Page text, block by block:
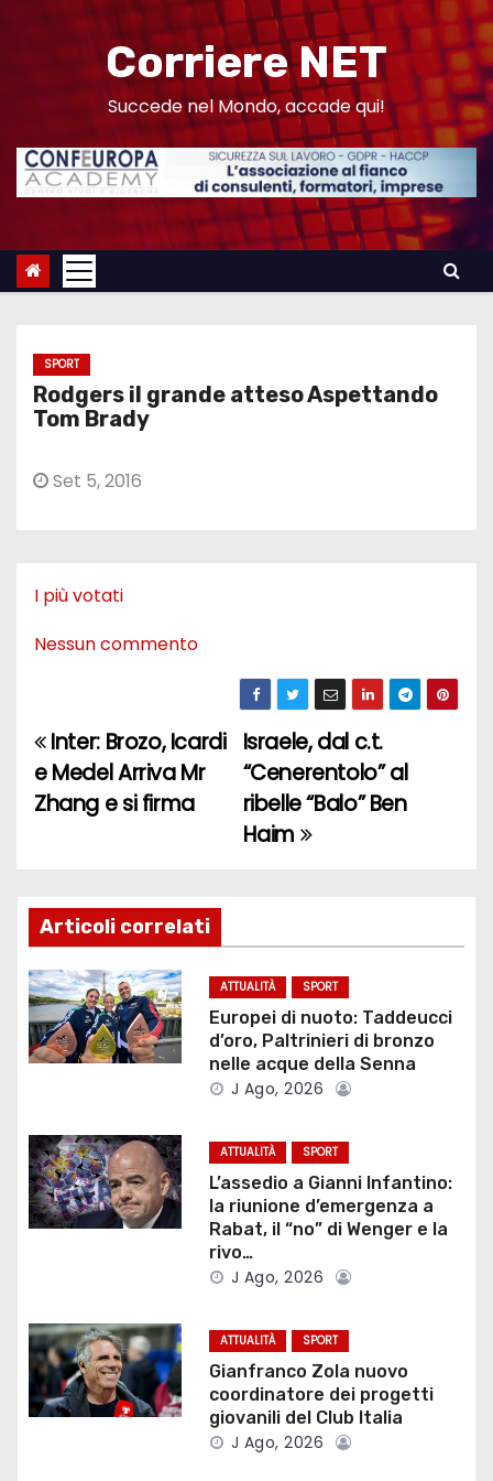
n
Corriere NET
Succede nel Mondo, accade qui!
SPORT
Rodgers il grande atteso Aspettando
Tom Brady
Set 5, 2016
I più votati
Nessun commento
N
a
g
a
z
i
n
e
t
i
Israele, dal c.t.
“Cenerentolo” al
ribelle “Balo” Ben
Haim
Inter: Brozo, Icardi
e Medel Arriva Mr
Zhang e si firma
Articoli correlati
ATTUALITÀ SPORT
Europei di nuoto: Taddeucci
d’oro, Paltrinieri di bronzo
nelle acque della Senna
J Ago, 2026
ATTUALITÀ SPORT
L’assedio a Gianni Infantino:
la riunione d’emergenza a
Rabat, il “no” di Wenger e la
rivo…
J Ago, 2026
ATTUALITÀ SPORT
Gianfranco Zola nuovo
coordinatore dei progetti
giovanili del Club Italia
J Ago, 2026